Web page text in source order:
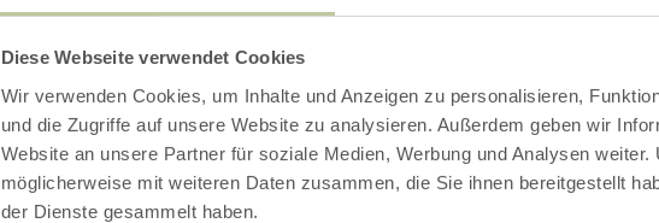
Diese Webseite verwendet Cookies
Wir verwenden Cookies, um Inhalte und Anzeigen zu personalisieren,
und die Zugriffe auf unsere Website zu analysieren. Außerdem geben wir
Website an unsere Partner für soziale Medien, Werbung und Analysen
möglicherweise mit weiteren Daten zusammen, die Sie ihnen bereitgestellt
der Dienste gesammelt haben.